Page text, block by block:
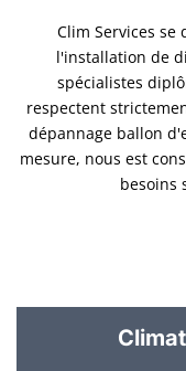
Clim Services se
l'installation de
spécialistes
respectent
dépannage ballon
mesure, nous est
besoins